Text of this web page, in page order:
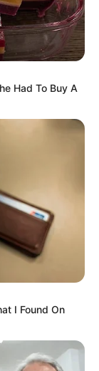
Had To Buy A
I Found On